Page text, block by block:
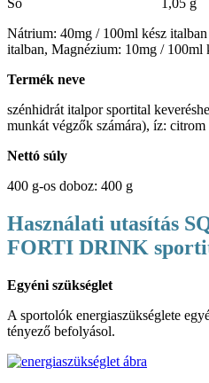
Só 1,05 g
Nátrium: 40mg / 100ml kész
italban, Magnézium: 10mg / 100ml
Termék neve
szénhidrát italpor sportital
munkát végzők számára), íz: citrom
Nettó súly
400 g-os doboz: 400 g
Használati utasítás
FORTI DRINK
Egyéni szükséglet
A sportolók energiaszükséglete
tényező befolyásol.